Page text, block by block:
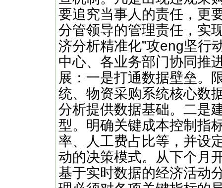
要追究当事人的责任，更
分管领导的管理责任，实
济分析精准化”攻eng坚行
中心、各业务部门协同推
展：一是打通数据壁垒。
统、物资采购系统核心数
分析提供数据基础。二是
型。明确关键成本控制指
率、人工费占比等，并设
动的决策模式。从下个月
基于实时数据的经济活动